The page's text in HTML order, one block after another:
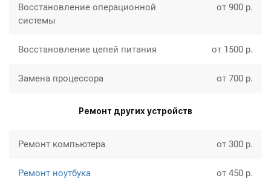
Восстановление операционной
системы
от 900 р.
Восстановление цепей питания от 1500 р.
Замена процессора от 700 р.
Ремонт других устройств
Ремонт компьютера от 300 р.
Ремонт ноутбука от 450 р.